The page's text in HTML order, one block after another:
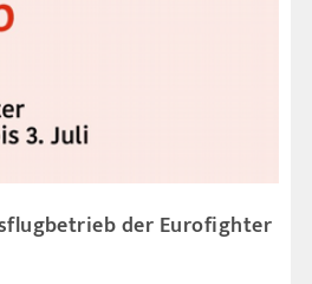
der Eurofighter